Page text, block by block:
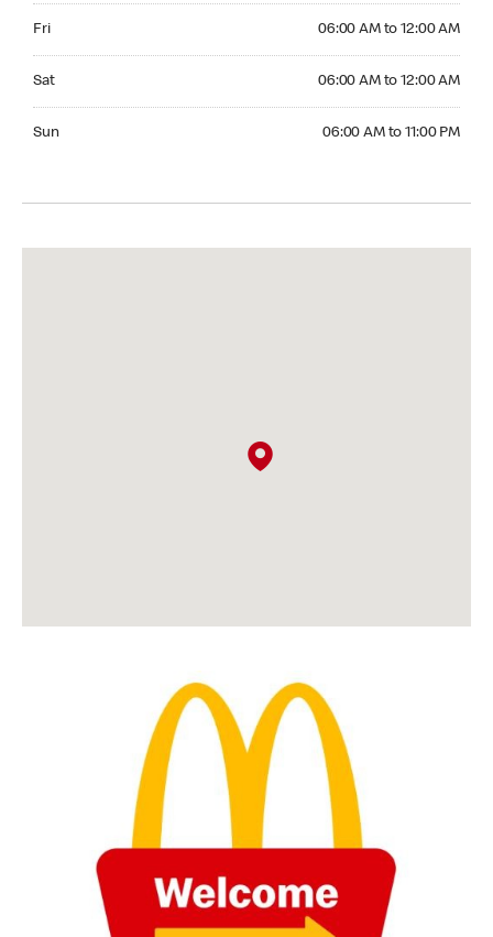
Fri 06:00 AM to 12:00 AM
Sat 06:00 AM to 12:00 AM
Sun 06:00 AM to 11:00 PM